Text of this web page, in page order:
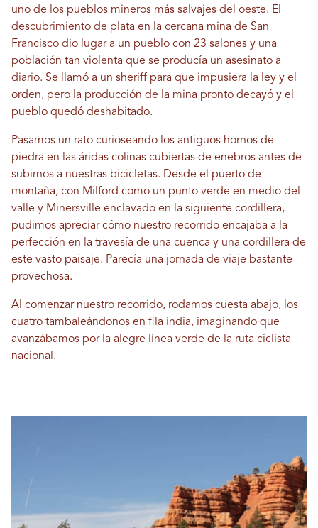
uno de los pueblos mineros más salvajes del oeste. El
descubrimiento de plata en la cercana mina de San
Francisco dio lugar a un pueblo con 23 salones y una
población tan violenta que se producía un asesinato a
diario. Se llamó a un sheriff para que impusiera la ley y el
orden, pero la producción de la mina pronto decayó y el
pueblo quedó deshabitado.
Pasamos un rato curioseando los antiguos hornos de
piedra en las áridas colinas cubiertas de enebros antes de
subirnos a nuestras bicicletas. Desde el puerto de
montaña, con Milford como un punto verde en medio del
valle y Minersville enclavado en la siguiente cordillera,
pudimos apreciar cómo nuestro recorrido encajaba a la
perfección en la travesía de una cuenca y una cordillera de
este vasto paisaje. Parecía una jornada de viaje bastante
provechosa.
Al comenzar nuestro recorrido, rodamos cuesta abajo, los
cuatro tambaleándonos en fila india, imaginando que
avanzábamos por la alegre línea verde de la ruta ciclista
nacional.